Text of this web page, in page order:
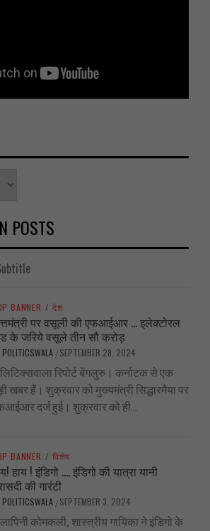
POSTS
BANNER / देश
पर वसूली की एफआईआर … इलेक्टोरल
के जरिये वसूले तीन सौ करोड़
POLITICSWALA / SEPTEMBER 28, 2024
रिपोर्ट बेंगलुरु। कर्नाटक से एक
खबर हैं। शुक्रवार को मुख्यमंत्री सिद्धारमैया पर
दर्ज हुई। शुक्रवार को ही...
BANNER / विशेष
हाय ! इंडिगो …. इंडिगो की यात्रा यानी
की गारंटी
POLITICSWALA / SEPTEMBER 3, 2024
कोमकली, शास्त्रीय गायिका ने इंडिगो के